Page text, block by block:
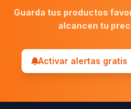
Guarda tus productos
alcancen tu
Activar alertas gratis